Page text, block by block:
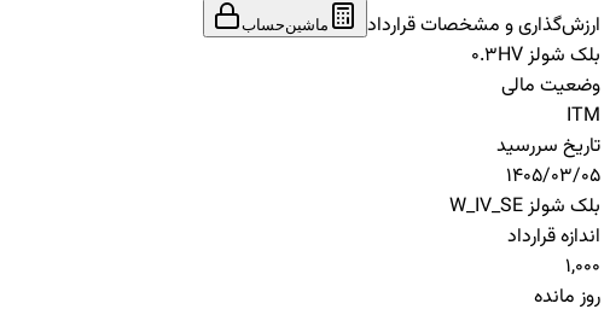
ارزش‌گذاری و مشخصات قرارداد
ماشین‌حساب
بلک شولز HV
0.3
وضعیت مالی
ITM
تاریخ سررسید
1405/03/05
بلک شولز W_IV_SE
اندازه قرارداد
1,000
روز مانده